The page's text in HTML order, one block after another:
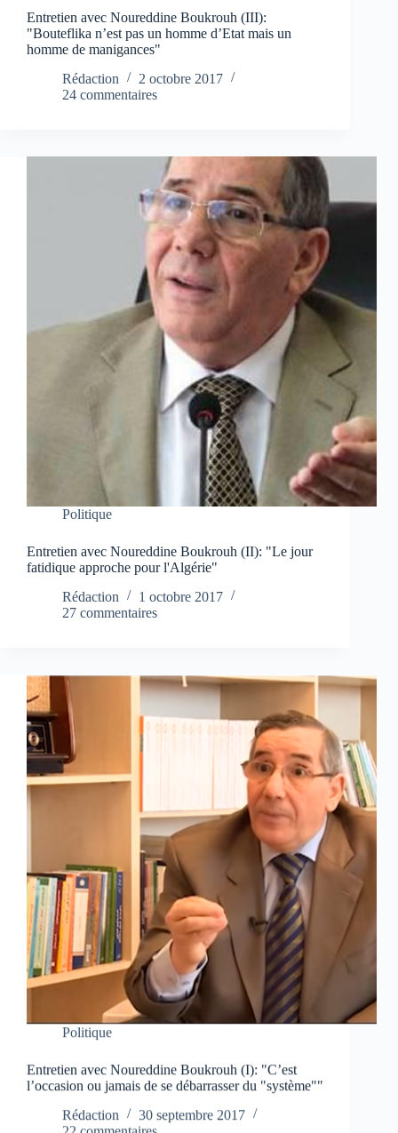
Entretien avec Noureddine Boukrouh (III):
"Bouteflika n’est pas un homme d’Etat mais un
homme de manigances"
Rédaction
2 octobre 2017
24 commentaires
Politique
Entretien avec Noureddine Boukrouh (II): "Le jour
fatidique approche pour l'Algérie"
Rédaction
1 octobre 2017
27 commentaires
Politique
Entretien avec Noureddine Boukrouh (I): "C’est
l’occasion ou jamais de se débarrasser du "système""
Rédaction
30 septembre 2017